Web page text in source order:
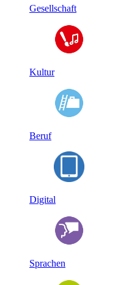
Gesellschaft
Kultur
Beruf
Digital
Sprachen